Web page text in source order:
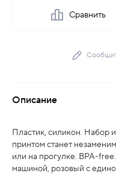
Сравнить
Описание
Пластик, силикон. Набор
принтом станет
или на прогулке. BPA-
машиной, розовый с